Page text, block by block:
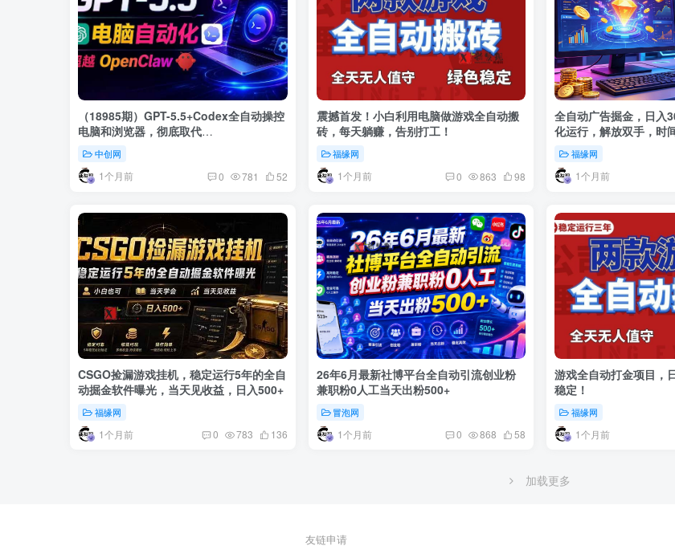
（18985期）GPT-5.5+Codex全自动操控
电脑和浏览器，彻底取代
OpenClaw+Hermes完成复杂任务
中创网
1个月前 0 781 52
震撼首发！小白利用电脑做游戏全自动搬
砖，每天躺赚，告别打工！
福缘网
1个月前 0 863 98
全自动广告掘金，日入
化运行，解放双手，时
福缘网
1个月前
CSGO捡漏游戏挂机，稳定运行5年的全自
动掘金软件曝光，当天见收益，日入500+
福缘网
1个月前 0 783 136
26年6月最新社博平台全自动引流创业粉
兼职粉0人工当天出粉500+
冒泡网
1个月前 0 868 58
游戏全自动打金项目，
稳定！
福缘网
1个月前
加载更多
友链申请